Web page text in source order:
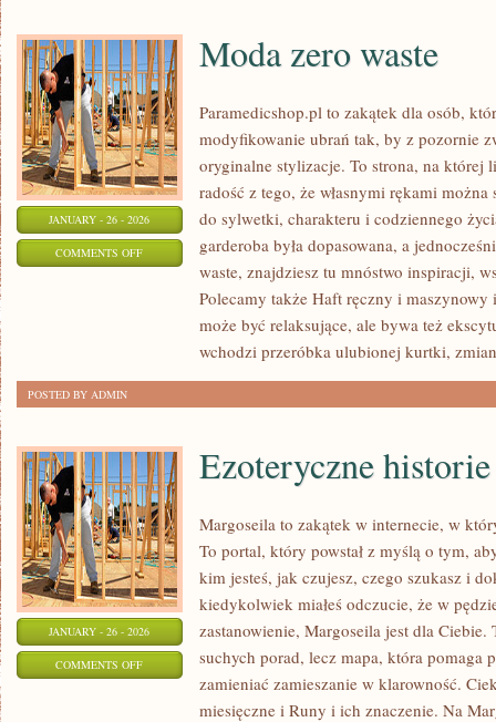
JANUARY - 26 - 2026
COMMENTS OFFON
Moda zero waste
Paramedicshop.pl to zakątek dla osób,
modyfikowanie ubrań tak, by z pozornie
oryginalne stylizacje. To strona, na której
radość z tego, że własnymi rękami
do sylwetki, charakteru i codziennego
garderoba była dopasowana, a
waste, znajdziesz tu mnóstwo inspiracji,
Polecamy także Haft ręczny i maszynowy
może być relaksujące, ale bywa też
wchodzi przeróbka ulubionej kurtki,
POSTED BY ADMIN
JANUARY - 26 - 2026
COMMENTS OFFON
EZOTERYCZNE
Ezoteryczne
Margoseila to zakątek w internecie, w
To portal, który powstał z myślą o tym,
kim jesteś, jak czujesz, czego szukasz i
kiedykolwiek miałeś odczucie, że w
zastanowienie, Margoseila jest dla
suchych porad, lecz mapa, która pomaga
zamieniać zamieszanie w klarowność.
miesięczne i Runy i ich znaczenie. Na